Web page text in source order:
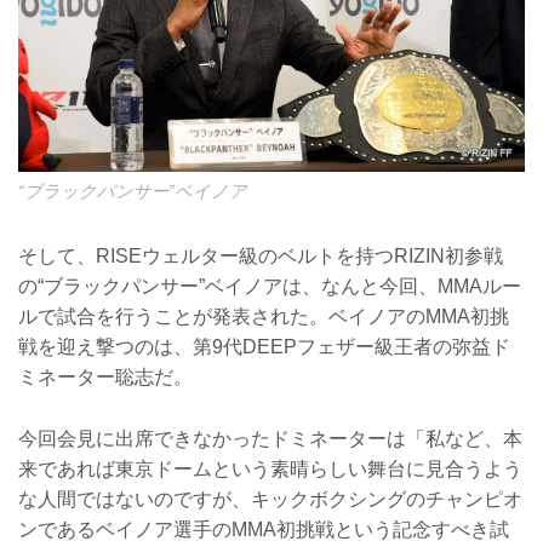
“ブラックパンサー”ベイノア
そして、RISEウェルター級のベルトを持つRIZIN初参戦
の“ブラックパンサー”ベイノアは、なんと今回、MMAルー
ルで試合を行うことが発表された。ベイノアのMMA初挑
戦を迎え撃つのは、第9代DEEPフェザー級王者の弥益ド
ミネーター聡志だ。
今回会見に出席できなかったドミネーターは「私など、本
来であれば東京ドームという素晴らしい舞台に見合うよう
な人間ではないのですが、キックボクシングのチャンピオ
ンであるベイノア選手のMMA初挑戦という記念すべき試